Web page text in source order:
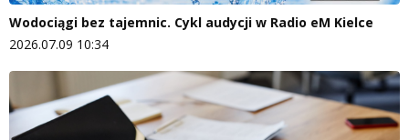
Wodociągi bez tajemnic. Cykl audycji w Radio eM Kielce
2026.07.09 10:34